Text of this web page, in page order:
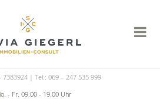
7383924 | Tel.: 069 – 247 535 999
- Fr. 09.00 - 19.00 Uhr